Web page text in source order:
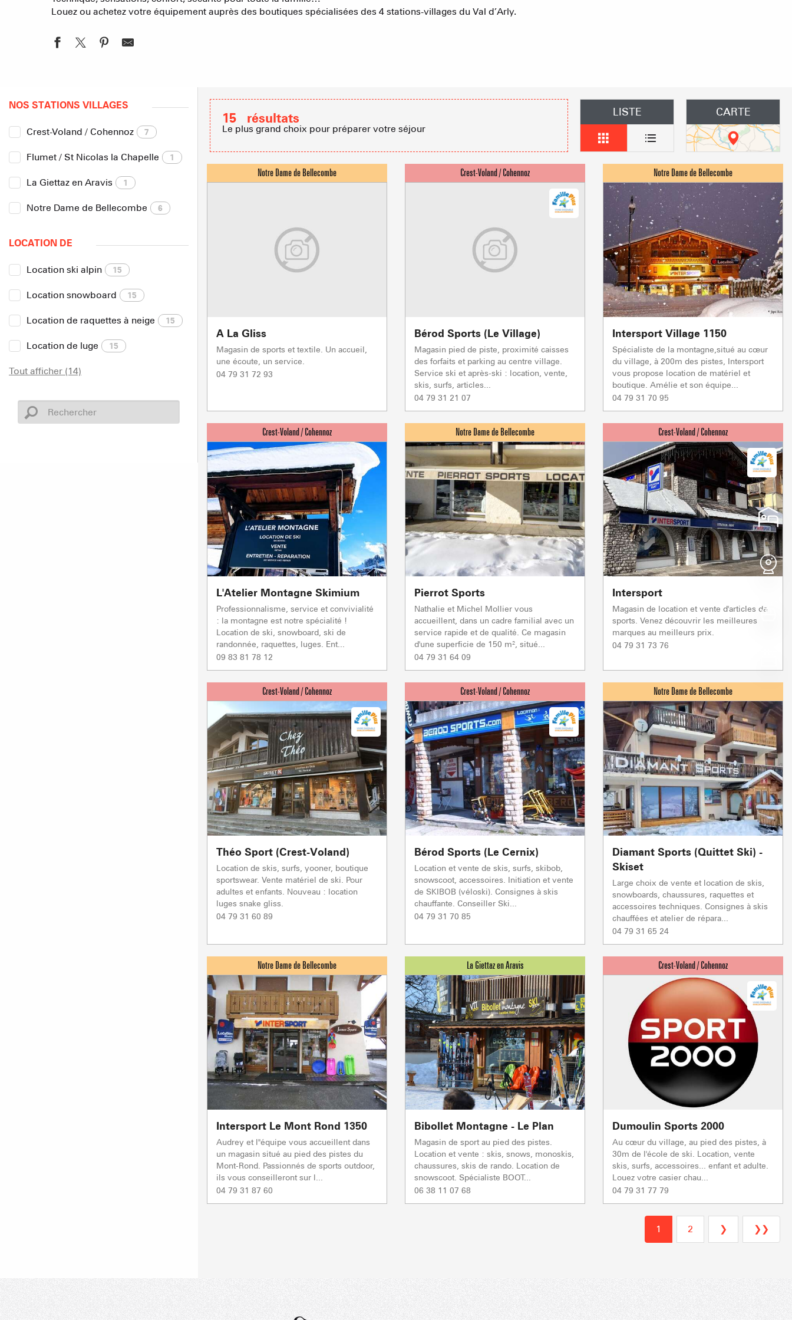
LA GIETTAZ EN ARAVIS
Atteindre les sommets
NOTRE DAME DE
Cœur de
SAVEURS D'ICI
Proposer un événement
ACTIVITÉS & BIEN-ÊTRE BOIRE ET
PRODUCTEURS & VENTE À LA FERME VISITES &
Refuges et Gîtes d'étapes
Agences immobilières
Association des loueurs en meublés
COMMERCES & SERVICES SE
En live
Sommet du Torraz
Sommet mont
Lachat- 1650m
Val d Arly
sommet- 2069m
Flumet - 1030m
Matin
13°
Après-midi
16°
ENNEIGEMENT
Hauteur
0 CM
Qualité de la neige
HUMIDE
Matin
15°
Après-midi
19°
Hauteur
125 CM
Qualité de la neige
FRAICHE
Matin
12°
Après-midi
15°
Hauteur
190 CM
Qualité de la neige
DE PRINTEMPS
Matin
16°
Après-midi
26°
Hauteur
60 CM
Qualité de la neige
DE PRINTEMPS
REMONTÉES MÉCANIQUES
6/8
PORTES DU MONT-BLANC Remontées
mécaniques
5/5 Remontées mécaniques
1/1 Autres
Remontées mécaniques 5/5
TC BEAUREGARD En préparation TC JAILLET En préparation
TSF GRANDE
TSF RAVINE
En préparation TSF TETE TORRAZ En préparation
Autres 1/1
CAISSE
JAILLET(MEGEVE)
préparation
Crest Voland Cohennoz
1/1 Remontées mécaniques
Remontées mécaniques 1/1
TC de la Logère En préparation
ND
Remontées mécaniques 0/1
TSD Mont Rond Fermée
Flumet
0/1 Remontées mécaniques
Remontées mécaniques 0/1
TS des Evettes Fermée
Mise à jour : 06 août 2026 - 21:10
Louez ou achetez votre équipement auprès des boutiques spécialisées des 4 stations-villages du Val d’Arly.
NOS STATIONS VILLAGES
Crest-Voland / Cohennoz 7
Flumet / St Nicolas la Chapelle 1
La Giettaz en Aravis 1
Notre Dame de Bellecombe 6
LOCATION DE
Location ski alpin 15
Location snowboard 15
Location de raquettes à neige 15
Location de luge 15
Tout afficher (14)
15 résultats
Le plus grand choix pour préparer votre séjour
LISTE CARTE
A La Gliss
Magasin de sports et textile. Un accueil,
une écoute, un service.
04 79 31 72 93
Bérod Sports (Le Village)
Magasin pied de piste, proximité caisses
des forfaits et parking au centre village.
Service ski et après-ski : location, vente,
skis, surfs, articles...
04 79 31 21 07
Intersport Village 1150
Spécialiste de la montagne,situé au cœur
du village, à 200m des pistes, Intersport
vous propose location de matériel et
boutique. Amélie et son équipe...
04 79 31 70 95
L'Atelier Montagne Skimium
Professionnalisme, service et convivialité
: la montagne est notre spécialité !
Location de ski, snowboard, ski de
randonnée, raquettes, luges. Ent...
09 83 81 78 12
Pierrot Sports
Nathalie et Michel Mollier vous
accueillent, dans un cadre familial avec un
service rapide et de qualité. Ce magasin
d'une superficie de 150 m², situé...
04 79 31 64 09
Intersport
Magasin de location et vente d'articles de
sports. Venez découvrir les meilleures
marques au meilleurs prix.
04 79 31 73 76
Théo Sport (Crest-Voland)
Location de skis, surfs, yooner, boutique
sportswear. Vente matériel de ski. Pour
adultes et enfants. Nouveau : location
luges snake gliss.
04 79 31 60 89
Bérod Sports (Le Cernix)
Location et vente de skis, surfs, skibob,
snowscoot, accessoires. Initiation et vente
de SKIBOB (véloski). Consignes à skis
chauffante. Conseiller Ski...
04 79 31 70 85
Diamant Sports (Quittet Ski) -
Skiset
Large choix de vente et location de skis,
snowboards, chaussures, raquettes et
accessoires techniques. Consignes à skis
chauffées et atelier de répara...
04 79 31 65 24
Intersport Le Mont Rond 1350
Audrey et l''équipe vous accueillent dans
un magasin situé au pied des pistes du
Mont-Rond. Passionnés de sports outdoor,
ils vous conseilleront sur l...
04 79 31 87 60
Bibollet Montagne - Le Plan
Magasin de sport au pied des pistes.
Location et vente : skis, snows, monoskis,
chaussures, skis de rando. Location de
snowscoot. Spécialiste BOOT...
06 38 11 07 68
Dumoulin Sports 2000
Au cœur du village, au pied des pistes, à
30m de l'école de ski. Location, vente
skis, surfs, accessoires... enfant et adulte.
Louez votre casier chau...
04 79 31 77 79
1 2 ❯ ❯❯